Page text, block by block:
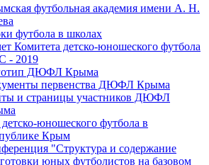
футбольная академия имени А. Н.
футбола в школах
Комитета детско-юношеского футбола
- 2019
ДЮФЛ Крыма
первенства ДЮФЛ Крыма
и страницы участников ДЮФЛ
юношеского футбола в
Крым
"Структура и содержание
юных футболистов на базовом